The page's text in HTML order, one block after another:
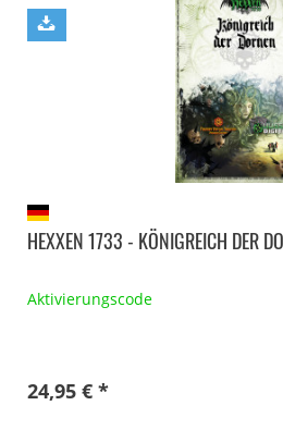
HEXXEN 1733 - KÖNIGREICH DER
Aktivierungscode
24,95 € *